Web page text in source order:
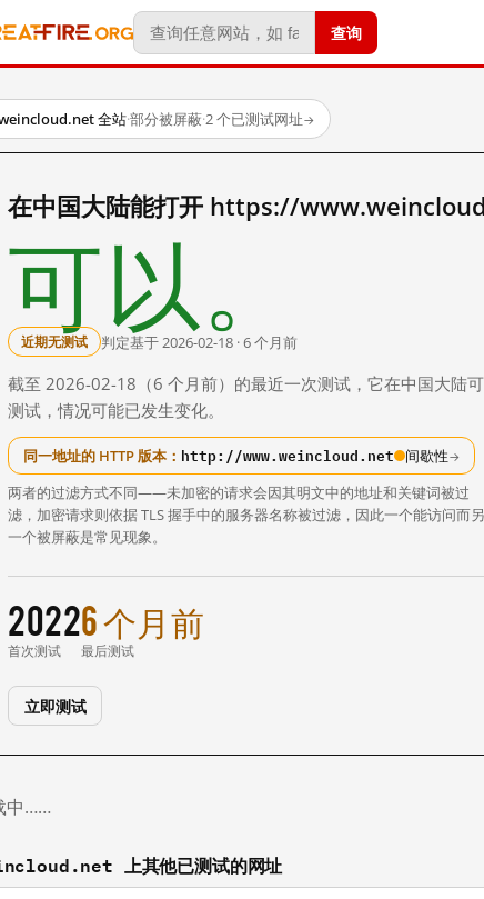
查询
全站·部分被屏蔽·2 个已测试网址→
在中国大陆能打开 https://
可以。
近期无测试 判定基于 2026-02-18 · 6 个月前
截至 2026-02-18（6 个月前）的最近一次测试，它在中国大陆
测试，情况可能已发生变化。
同一地址的 HTTP 版本： http://www.weincloud.net 间歇性→
两者的过滤方式不同——未加密的请求会因其明文中的地址和关键词被过
滤，加密请求则依据 TLS 握手中的服务器名称被过滤，因此一个能访问而另
一个被屏蔽是常见现象。
2022
首次测试
6 个月前
最后测试
立即测试
中……
上其他已测试的网址